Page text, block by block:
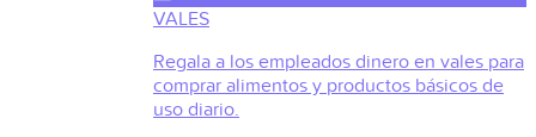
VALES
Regala a los empleados dinero en vales para
comprar alimentos y productos básicos de
uso diario.